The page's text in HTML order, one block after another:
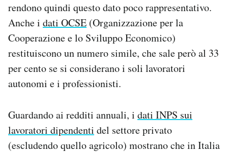
rendono quindi questo dato poco rappresentativo.
Anche i dati OCSE (Organizzazione per la
Cooperazione e lo Sviluppo Economico)
restituiscono un numero simile, che sale però al 33
per cento se si considerano i soli lavoratori
autonomi e i professionisti.
Guardando ai redditi annuali, i dati INPS sui
lavoratori dipendenti del settore privato
(escludendo quello agricolo) mostrano che in Italia